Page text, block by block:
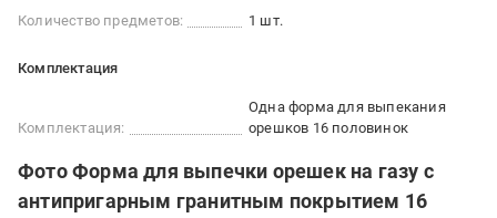
Количество предметов:
1 шт.
Комплектация
Комплектация:
Одна форма для выпекания
орешков 16 половинок
Фото Форма для выпечки орешек на газу с
антипригарным гранитным покрытием 16